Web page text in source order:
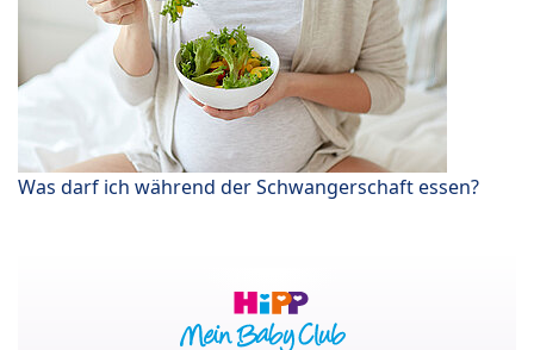
Was darf ich während der Schwangerschaft essen?